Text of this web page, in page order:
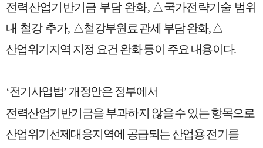
전력산업기반기금 부담 완화, △국가전략기술 범위
내 철강 추가, △철강부원료 관세 부담 완화, △
산업위기지역 지정 요건 완화 등이 주요 내용이다.
‘전기사업법’ 개정안은 정부에서
전력산업기반기금을 부과하지 않을수 있는 항목으로
산업위기선제대응지역에 공급되는 산업용 전기를